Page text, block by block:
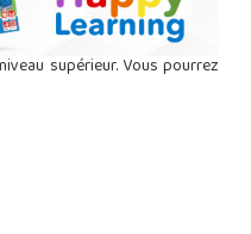
supérieur. Vous pourrez